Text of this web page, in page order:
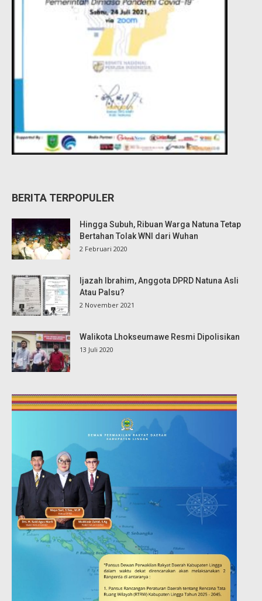
BERITA TERPOPULER
Hingga Subuh, Ribuan Warga Natuna Tetap
Bertahan Tolak WNI dari Wuhan
2 Februari 2020
Ijazah Ibrahim, Anggota DPRD Natuna Asli
Atau Palsu?
2 November 2021
Walikota Lhokseumawe Resmi Dipolisikan
13 Juli 2020